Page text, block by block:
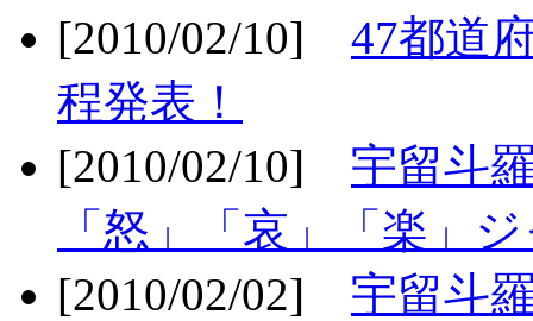
[2010/02/10] 47都道
程発表！
[2010/02/10] 宇留斗
「怒」「哀」「楽」
[2010/02/02] 宇留斗